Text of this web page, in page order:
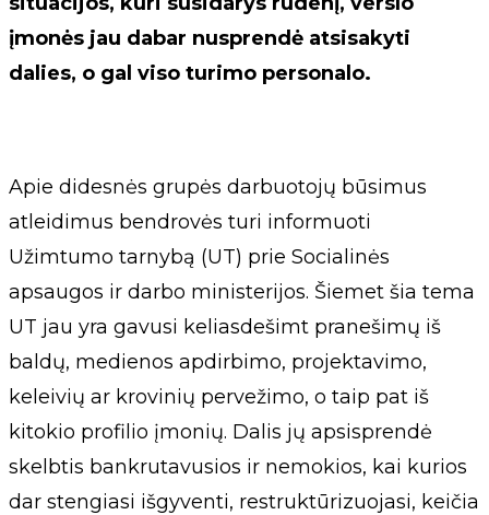
įmonės jau dabar nusprendė atsisakyti
dalies, o gal viso turimo personalo.
Apie didesnės grupės darbuotojų būsimus
atleidimus bendrovės turi informuoti
Užimtumo tarnybą (UT) prie Socialinės
apsaugos ir darbo ministerijos. Šiemet šia tema
UT jau yra gavusi keliasdešimt pranešimų iš
baldų, medienos apdirbimo, projektavimo,
keleivių ar krovinių pervežimo, o taip pat iš
kitokio profilio įmonių. Dalis jų apsisprendė
skelbtis bankrutavusios ir nemokios, kai kurios
dar stengiasi išgyventi, restruktūrizuojasi, keičia